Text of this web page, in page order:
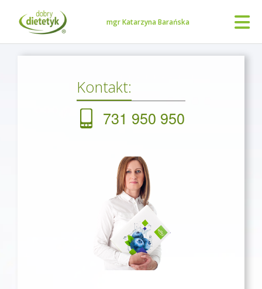
mgr Katarzyna Barańska
Kontakt:
731 950 950